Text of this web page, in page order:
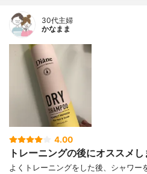
30代主婦
かなまま
4.00
トレーニングの後にオススメ
よくトレーニングをした後、シャワー